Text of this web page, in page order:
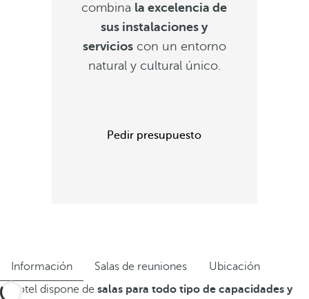
combina la excelencia de
sus instalaciones y
servicioscon un entorno
natural y cultural único.
Pedir presupuesto
Información Salas de reuniones
Ubicación
El hotel dispone de salas para todo tipo de capacidades y